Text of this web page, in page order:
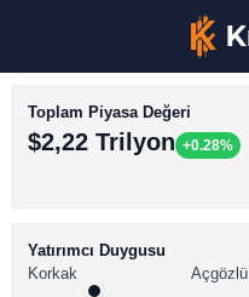
BİTCOİN HABERLERİ
Toplam Piyasa Değeri
$2,22 Trilyon +0.28%
Yatırımcı Duygusu
Korkak
Açgözlü